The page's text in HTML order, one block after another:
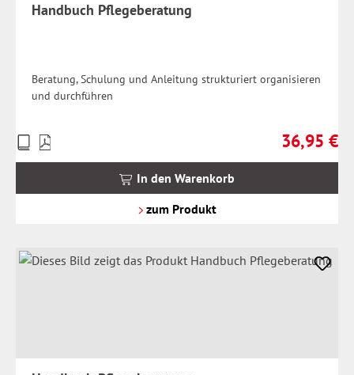
Handbuch Pflegeberatung
Beratung, Schulung und Anleitung strukturiert organisieren
und durchführen
Regulärer
36,95 €
Preise
inkl.
In den Warenkorb
zum Produkt